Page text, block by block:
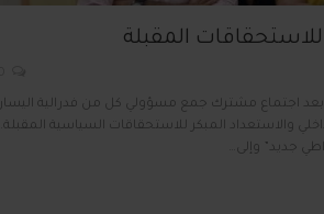
المقبلة
بعد اجتماع مشترك جمع مسؤولي كل من فدرالية اليسار
والاستعداد المبكر للاستحقاقات السياسية المقبلة.
جديد” وإلى…